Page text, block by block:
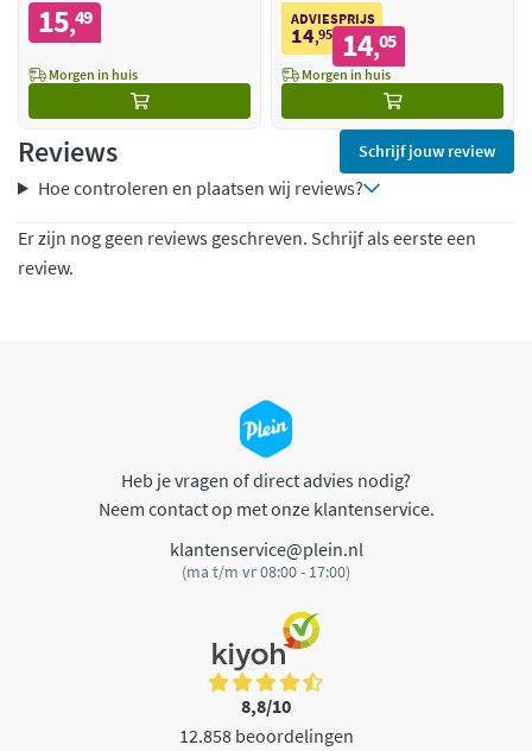
15,49
Morgen in huis
ADVIESPRIJS
14,95 14,05
Morgen in huis
Reviews Schrijf jouw review
Hoe controleren en plaatsen wij reviews?
Er zijn nog geen reviews geschreven. Schrijf als eerste een
review.
Heb je vragen of direct advies nodig?
Neem contact op met onze klantenservice.
klantenservice@plein.nl
(ma t/m vr 08:00 - 17:00)
8,8/10
12.858 beoordelingen